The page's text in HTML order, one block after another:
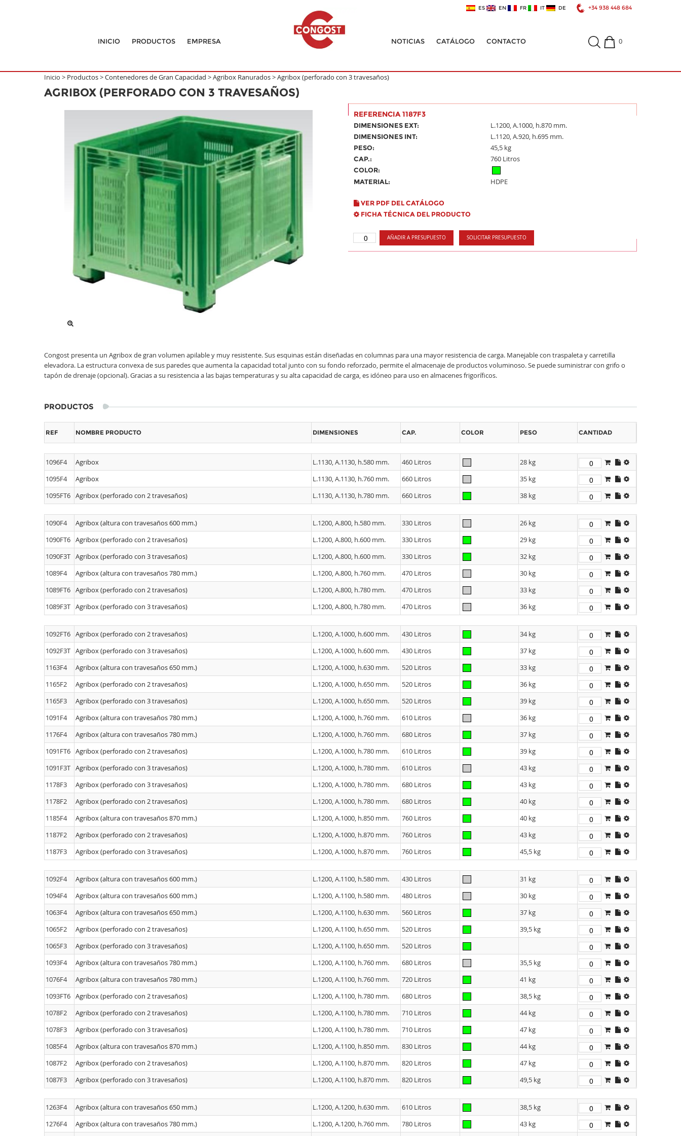
ES EN FR IT DE +34 938 448 684
INICIO PRODUCTOS EMPRESA NOTICIAS CATÁLOGO CONTACTO 0
Inicio > Productos>Contenedores de Gran Capacidad >Agribox Ranurados>Agribox (perforado con 3 travesaños)
AGRIBOX (PERFORADO CON 3 TRAVESAÑOS)
REFERENCIA 1187F3
DIMENSIONES EXT: L.1200, A.1000, h.870 mm.
DIMENSIONES INT: L.1120, A.920, h.695 mm.
PESO: 45,5 kg
CAP.: 760 Litros
COLOR:
MATERIAL:
HDPE
VER PDF DEL CATÁLOGO
FICHA TÉCNICA DEL PRODUCTO
AÑADIR A PRESUPUESTO SOLICITAR PRESUPUESTO
Congost presenta un Agribox de gran volumen apilable y muy resistente. Sus esquinas están diseñadas en columnas para una mayor resistencia de carga. Manejable con traspaleta y carretilla
elevadora. La estructura convexa de sus paredes que aumenta la capacidad total junto con su fondo reforzado, permite el almacenaje de productos voluminoso. Se puede suministrar con grifo o
tapón de drenaje (opcional). Gracias a su resistencia a las bajas temperaturas y su alta capacidad de carga, es idóneo para uso en almacenes frigoríficos.
PRODUCTOS
REF NOMBRE PRODUCTO DIMENSIONES CAP. COLOR PESO CANTIDAD
1096F4 Agribox L.1130, A.1130, h.580 mm. 460 Litros
28 kg
1095F4
Agribox L.1130, A.1130, h.760 mm. 660 Litros
35 kg
1095FT6 Agribox (perforado con 2 travesaños) L.1130, A.1130, h.780 mm. 660 Litros 38 kg
1090F4 Agribox (altura con travesaños 600 mm.) L.1200, A.800, h.580 mm. 330 Litros
26 kg
1090FT6 Agribox (perforado con 2 travesaños) L.1200, A.800, h.600 mm. 330 Litros
29 kg
1090F3T Agribox (perforado con 3 travesaños) L.1200, A.800, h.600 mm. 330 Litros
32 kg
1089F4
Agribox (altura con travesaños 780 mm.) L.1200, A.800, h.760 mm. 470 Litros
30 kg
1089FT6 Agribox (perforado con 2 travesaños) L.1200, A.800, h.780 mm. 470 Litros
33 kg
1089F3T Agribox (perforado con 3 travesaños) L.1200, A.800, h.780 mm. 470 Litros 36 kg
1092FT6 Agribox (perforado con 2 travesaños) L.1200, A.1000, h.600 mm. 430 Litros
34 kg
1092F3T Agribox (perforado con 3 travesaños) L.1200, A.1000, h.600 mm. 430 Litros
37 kg
1163F4
Agribox (altura con travesaños 650 mm.) L.1200, A.1000, h.630 mm. 520 Litros
33 kg
1165F2
Agribox (perforado con 2 travesaños) L.1200, A.1000, h.650 mm. 520 Litros
36 kg
1165F3
Agribox (perforado con 3 travesaños) L.1200, A.1000, h.650 mm. 520 Litros
39 kg
1091F4
Agribox (altura con travesaños 780 mm.) L.1200, A.1000, h.760 mm. 610 Litros
36 kg
1176F4
Agribox (altura con travesaños 780 mm.) L.1200, A.1000, h.760 mm. 680 Litros
37 kg
1091FT6 Agribox (perforado con 2 travesaños) L.1200, A.1000, h.780 mm. 610 Litros
39 kg
1091F3T Agribox (perforado con 3 travesaños) L.1200, A.1000, h.780 mm. 610 Litros
43 kg
1178F3
Agribox (perforado con 3 travesaños) L.1200, A.1000, h.780 mm. 680 Litros
43 kg
1178F2
Agribox (perforado con 2 travesaños) L.1200, A.1000, h.780 mm. 680 Litros
40 kg
1185F4
Agribox (altura con travesaños 870 mm.) L.1200, A.1000, h.850 mm. 760 Litros
40 kg
1187F2
Agribox (perforado con 2 travesaños) L.1200, A.1000, h.870 mm. 760 Litros
43 kg
1187F3
Agribox (perforado con 3 travesaños) L.1200, A.1000, h.870 mm. 760 Litros 45,5 kg
1092F4 Agribox (altura con travesaños 600 mm.) L.1200, A.1100, h.580 mm. 430 Litros
31 kg
1094F4
Agribox (altura con travesaños 600 mm.) L.1200, A.1100, h.580 mm. 480 Litros
30 kg
1063F4
Agribox (altura con travesaños 650 mm.) L.1200, A.1100, h.630 mm. 560 Litros
37 kg
1065F2
Agribox (perforado con 2 travesaños) L.1200, A.1100, h.650 mm. 520 Litros
39,5 kg
1065F3
Agribox (perforado con 3 travesaños) L.1200, A.1100, h.650 mm.
520 Litros
1093F4
Agribox (altura con travesaños 780 mm.) L.1200, A.1100, h.760 mm. 680 Litros
35,5 kg
1076F4
Agribox (altura con travesaños 780 mm.) L.1200, A.1100, h.760 mm. 720 Litros
41 kg
1093FT6 Agribox (perforado con 2 travesaños) L.1200, A.1100, h.780 mm. 680 Litros
38,5 kg
1078F2
Agribox (perforado con 2 travesaños) L.1200, A.1100, h.780 mm. 710 Litros
44 kg
1078F3
Agribox (perforado con 3 travesaños) L.1200, A.1100, h.780 mm. 710 Litros
47 kg
1085F4
Agribox (altura con travesaños 870 mm.) L.1200, A.1100, h.850 mm. 830 Litros
44 kg
1087F2
Agribox (perforado con 2 travesaños) L.1200, A.1100, h.870 mm. 820 Litros
47 kg
1087F3
Agribox (perforado con 3 travesaños) L.1200, A.1100, h.870 mm. 820 Litros 49,5 kg
1263F4 Agribox (altura con travesaños 650 mm.) L.1200, A.1200, h.630 mm. 610 Litros
38,5 kg
1276F4
Agribox (altura con travesaños 780 mm.) L.1200, A.1200, h.760 mm. 780 Litros 43 kg